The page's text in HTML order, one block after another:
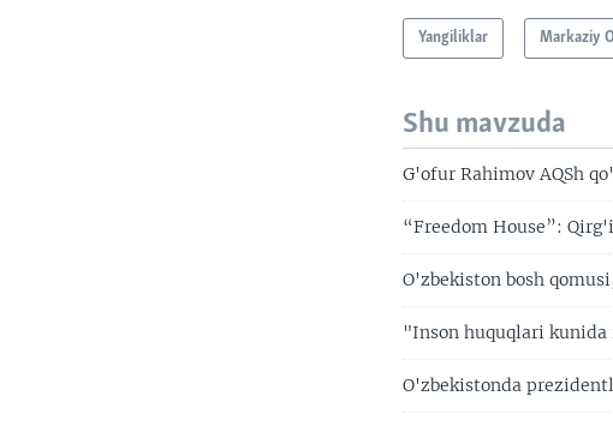
Yangiliklar Markaziy
Shu mavzuda
G'ofur Rahimov AQSh
“Freedom House”:
O'zbekiston bosh
"Inson huquqlari
O'zbekistonda